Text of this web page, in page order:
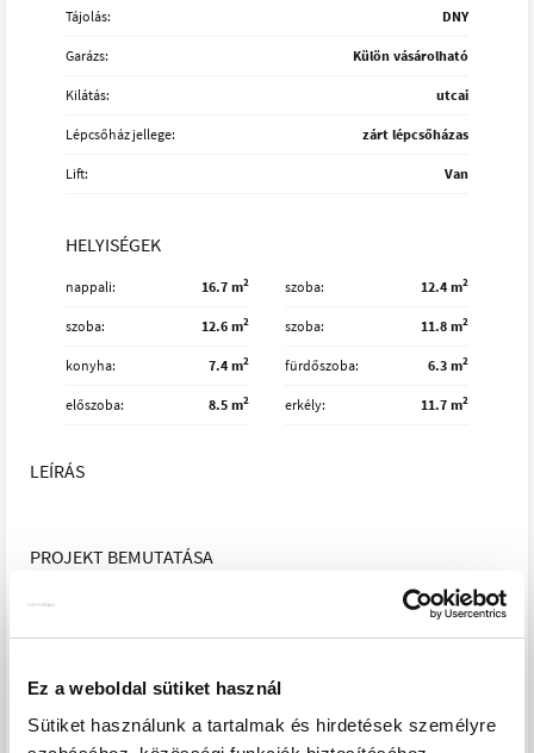
Ez a weboldal sütiket használ
Sütiket használunk a tartalmak és hirdetések személyre
Tájolás: DNY
Garázs: Külön vásárolható
Kilátás: utcai
Lépcsőház jellege: zárt lépcsőházas
Lift: Van
HELYISÉGEK
nappali 16.7 m2 szoba 12.4 m2
szoba 12.6 m2 szoba 11.8 m2
konyha 7.4 m2 fürdőszoba 6.3 m2
előszoba 8.5 m2 erkély 11.7 m2
LEÍRÁS
PROJEKT BEMUTATÁSA
A XIII. kerület egyik kiváló lokációjában épülő, modern 22
megoldásokat kínál. Az 5 emeletes épületben udvari és
utcai nézetű lakások is elérhetők, energiatakarékos
hőszivattyús rendszerrel és kényelmes padlófűtéssel